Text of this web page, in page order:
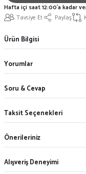
Tavsiye Et Paylaş
Hafta içi saat 12:00'a kadar
Ürün Bilgisi
Yorumlar
Soru & Cevap
Taksit Seçenekleri
Önerileriniz
Alışveriş Deneyimi